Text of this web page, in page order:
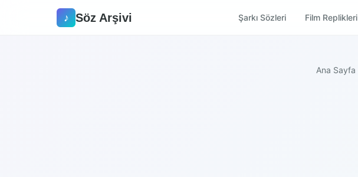
♪ Söz Arşivi Şarkı Sözleri Film Replikleri
Ana Sayfa